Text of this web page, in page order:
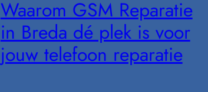
Waarom GSM Reparatie
in Breda dé plek is voor
jouw telefoon reparatie